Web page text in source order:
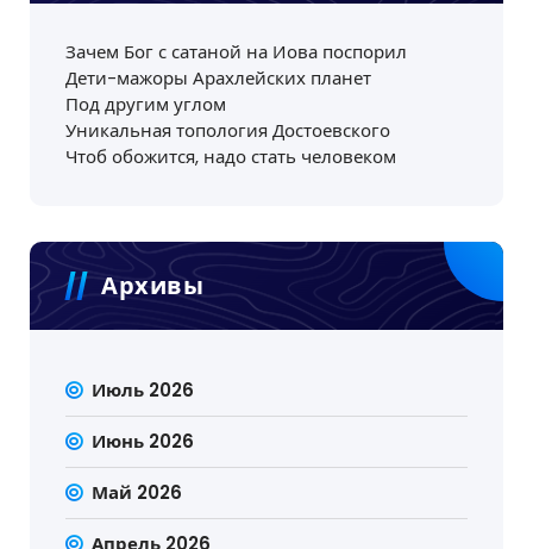
Зачем Бог с сатаной на Иова поспорил
Дети-мажоры Арахлейских планет
Под другим углом
Уникальная топология Достоевского
Чтоб обожится, надо стать человеком
Архивы
Июль 2026
Июнь 2026
Май 2026
Апрель 2026